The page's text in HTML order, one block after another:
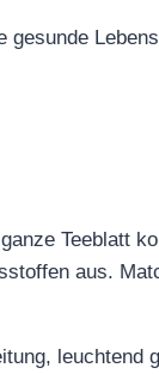
gesunde
Teeblatt
aus.
leuchtend